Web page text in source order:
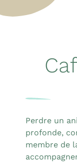
Perdre un
profonde,
membre de